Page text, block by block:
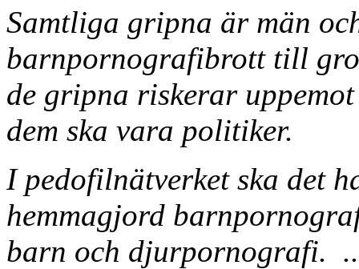
Samtliga gripna är män
barnpornografibrott till
de gripna riskerar
dem ska vara politiker.
I pedofilnätverket ska det
hemmagjord
barn och djurpornografi.